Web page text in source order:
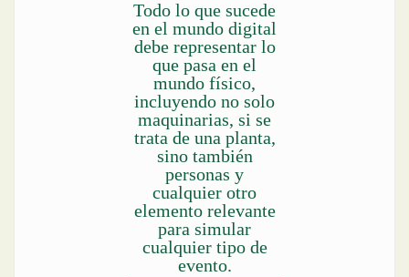
Todo lo que sucede
en el mundo digital
debe representar lo
que pasa en el
mundo físico,
incluyendo no solo
maquinarias, si se
trata de una planta,
sino también
personas y
cualquier otro
elemento relevante
para simular
cualquier tipo de
evento.